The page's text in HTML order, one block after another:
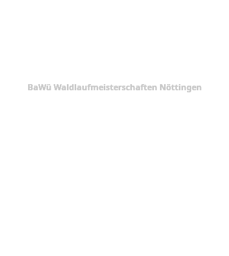
BaWü Waldlaufmeisterschaften Nöttingen